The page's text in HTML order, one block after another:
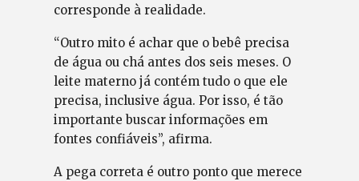
corresponde à realidade.
“Outro mito é achar que o bebê precisa
de água ou chá antes dos seis meses. O
leite materno já contém tudo o que ele
precisa, inclusive água. Por isso, é tão
importante buscar informações em
fontes confiáveis”, afirma.
A pega correta é outro ponto que merece